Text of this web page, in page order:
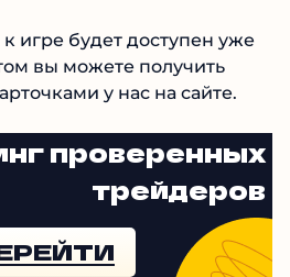
игре будет доступен уже
вы можете получить
у нас на сайте.
проверенных
трейдеров